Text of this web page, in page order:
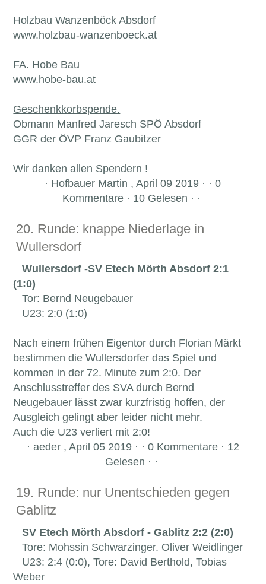
Holzbau Wanzenböck Absdorf
www.holzbau-wanzenboeck.at
FA. Hobe Bau
www.hobe-bau.at
Geschenkkorbspende.
Obmann Manfred Jaresch SPÖ Absdorf
GGR der ÖVP Franz Gaubitzer
Wir danken allen Spendern !
· Hofbauer Martin , April 09 2019 · · 0
Kommentare · 10 Gelesen · ·
20. Runde: knappe Niederlage in
Wullersdorf
Wullersdorf -SV Etech Mörth Absdorf 2:1
(1:0)
Tor: Bernd Neugebauer
U23: 2:0 (1:0)
Nach einem frühen Eigentor durch Florian Märkt
bestimmen die Wullersdorfer das Spiel und
kommen in der 72. Minute zum 2:0. Der
Anschlusstreffer des SVA durch Bernd
Neugebauer lässt zwar kurzfristig hoffen, der
Ausgleich gelingt aber leider nicht mehr.
Auch die U23 verliert mit 2:0!
· aeder , April 05 2019 · · 0 Kommentare · 12
Gelesen · ·
19. Runde: nur Unentschieden gegen
Gablitz
SV Etech Mörth Absdorf - Gablitz 2:2 (2:0)
Tore: Mohssin Schwarzinger. Oliver Weidlinger
U23: 2:4 (0:0), Tore: David Berthold, Tobias
Weber